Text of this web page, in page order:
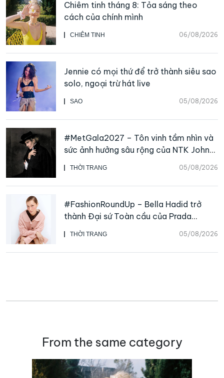
CHIÊM TINH 06/08/2026
Chiêm tinh tháng 8: Tỏa sáng theo
cách của chính mình
SAO 05/08/2026
Jennie có mọi thứ để trở thành siêu sao
solo, ngoại trừ hát live
THỜI TRANG 05/08/2026
#MetGala2027 – Tôn vinh tầm nhìn và
sức ảnh hưởng sâu rộng của NTK John
Galliano
THỜI TRANG 05/08/2026
#FashionRoundUp – Bella Hadid trở
thành Đại sứ Toàn cầu của Prada
Beauty, CHANEL mua lại Charvet
From the same category